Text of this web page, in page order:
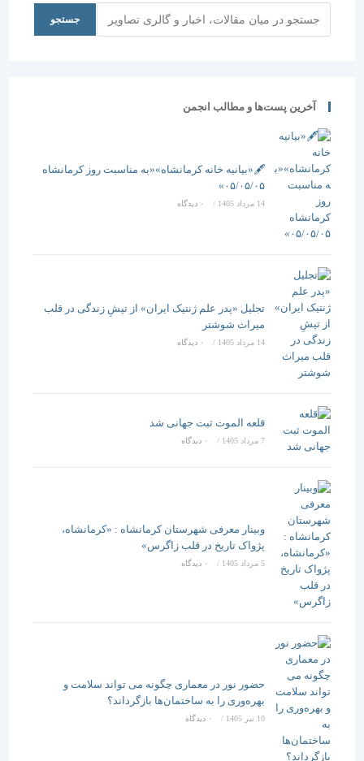
جستجو
آخرین پست‌ها و مطالب انجمن
🖋️«بیانیه خانه کرمانشاه»«به مناسبت روز کرمانشاه
۰۵/۰۵/۰۵»
/ ۰ دیدگاه
تجلیل «پدر علم ژنتیک ایران» از تپشِ زندگی در قلب
میراث شوشتر
14 مرداد 1405 / ۰ دیدگاه
قلعه الموت ثبت جهانی شد
/ ۰ دیدگاه
وبینار معرفی شهرستان کرمانشاه : «کرمانشاه،
پژواک تاریخ در قلب زاگرس»
5 مرداد 1405 / ۰ دیدگاه
حضور نور در معماری چگونه می تواند سلامت و
بهره‌وری را به ساختمان‌ها بازگرداند؟
/ ۰ دیدگاه